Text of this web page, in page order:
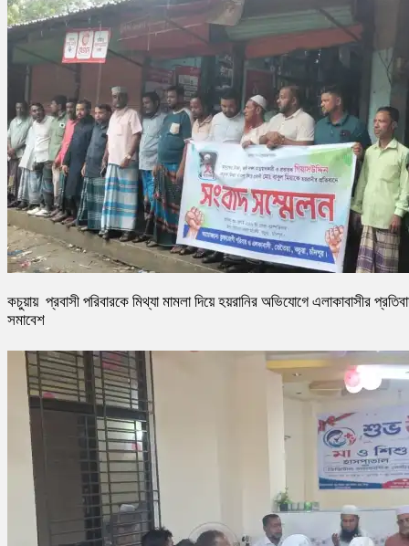
কচুয়ায় প্রবাসী পরিবারকে মিথ্যা মামলা দিয়ে হয়রানির অভিযোগে এলাকাবাসীর
সমাবেশ